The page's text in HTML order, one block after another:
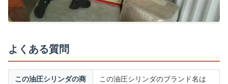
よくある質問
この油圧シリンダの商
この油圧シリンダのブランド名は